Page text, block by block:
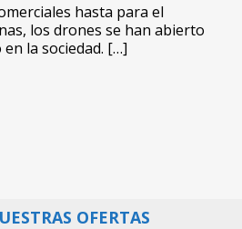
hasta para el
los drones se han abierto
la sociedad. […]
OFERTAS